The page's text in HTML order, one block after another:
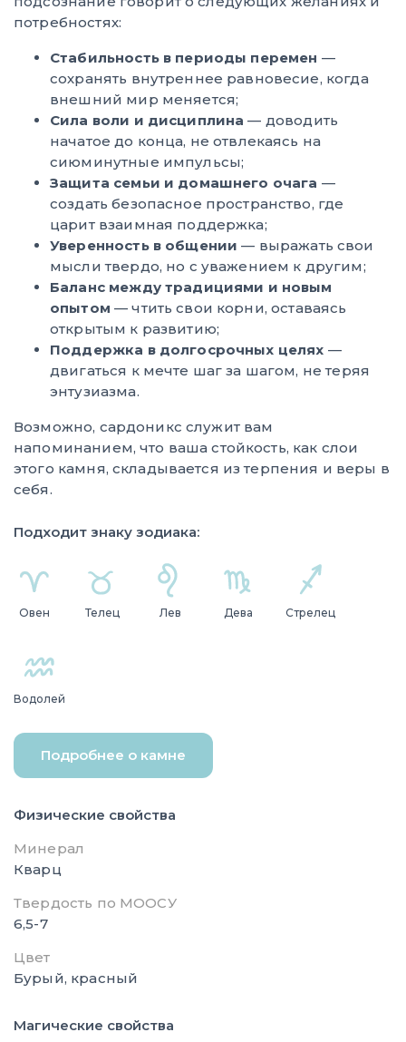
потребностях:
Стабильность в периоды перемен —
сохранять внутреннее равновесие, когда
внешний мир меняется;
Сила воли и дисциплина — доводить
начатое до конца, не отвлекаясь на
сиюминутные импульсы;
Защита семьи и домашнего очага —
создать безопасное пространство, где
царит взаимная поддержка;
Уверенность в общении — выражать свои
мысли твердо, но с уважением к другим;
Баланс между традициями и новым
опытом — чтить свои корни, оставаясь
открытым к развитию;
Поддержка в долгосрочных целях —
двигаться к мечте шаг за шагом, не теряя
энтузиазма.
Возможно, сардоникс служит вам
напоминанием, что ваша стойкость, как слои
этого камня, складывается из терпения и веры в
себя.
Подходит знаку зодиака:
Овен Телец Лев Дева Стрелец
Водолей
Подробнее о камне
Физические свойства
Минерал
Кварц
Твердость по МООСУ
6,5-7
Цвет
Бурый, красный
Магические свойства